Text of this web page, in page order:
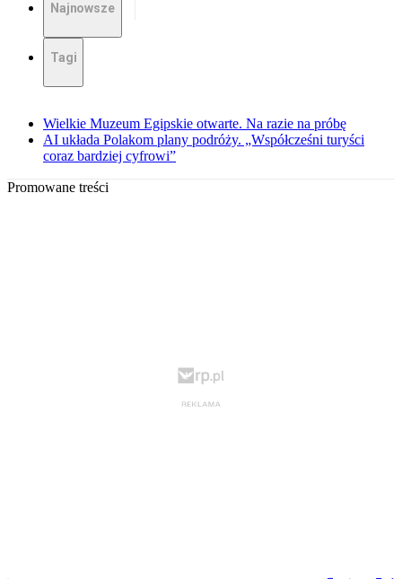
Najnowsze
Tagi
Wielkie Muzeum Egipskie otwarte. Na razie na próbę
AI układa Polakom plany podróży. „Współcześni turyści
coraz bardziej cyfrowi”
Promowane treści